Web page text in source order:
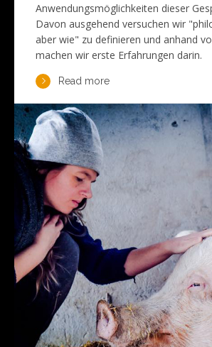
Anwendungsmöglichkeiten dieser
Davon ausgehend versuchen wir
aber wie" zu definieren und anhand
machen wir erste Erfahrungen darin.
Read more